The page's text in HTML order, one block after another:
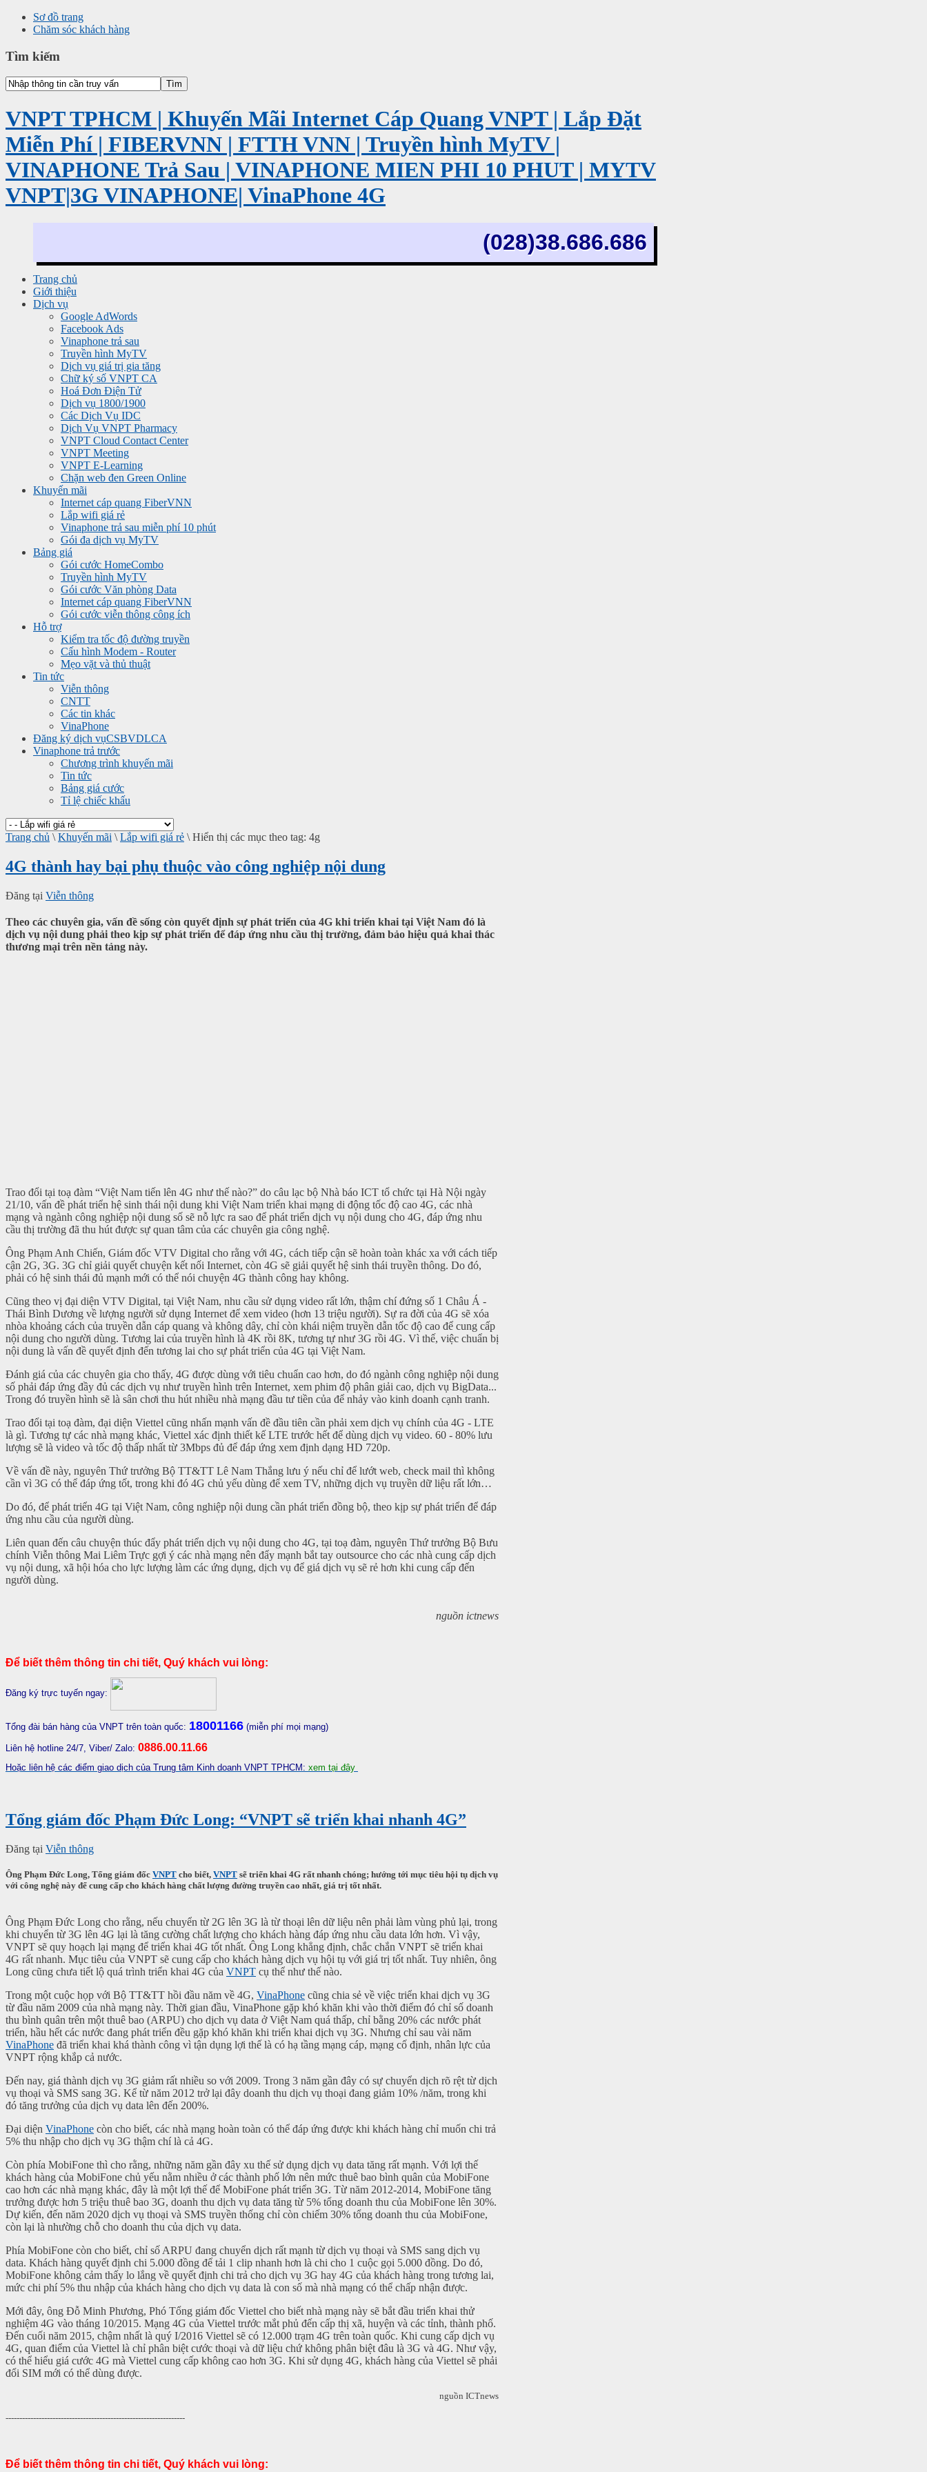
Sơ đồ trang
Chăm sóc khách hàng
Tìm kiếm
VNPT TPHCM | Khuyến Mãi Internet Cáp Quang VNPT | Lắp Đặt
Miễn Phí | FIBERVNN | FTTH VNN | Truyền hình MyTV |
VINAPHONE Trả Sau | VINAPHONE MIEN PHI 10 PHUT | MYTV
VNPT|3G VINAPHONE| VinaPhone 4G
(028)38.686.686
Trang chủ
Giới thiệu
Dịch vụ
Google AdWords
Facebook Ads
Vinaphone trả sau
Truyền hình MyTV
Dịch vụ giá trị gia tăng
Chữ ký số VNPT CA
Hoá Đơn Điện Tử
Dịch vụ 1800/1900
Các Dịch Vụ IDC
Dịch Vụ VNPT Pharmacy
VNPT Cloud Contact Center
VNPT Meeting
VNPT E-Learning
Chặn web đen Green Online
Khuyến mãi
Internet cáp quang FiberVNN
Lắp wifi giá rẻ
Vinaphone trả sau miễn phí 10 phút
Gói đa dịch vụ MyTV
Bảng giá
Gói cước HomeCombo
Truyền hình MyTV
Gói cước Văn phòng Data
Internet cáp quang FiberVNN
Gói cước viễn thông công ích
Hỗ trợ
Kiểm tra tốc độ đường truyền
Cấu hình Modem - Router
Mẹo vặt và thủ thuật
Tin tức
Viễn thông
CNTT
Các tin khác
VinaPhone
Đăng ký dịch vụCSBVDLCA
Vinaphone trả trước
Chương trình khuyến mãi
Tin tức
Bảng giá cước
Tỉ lệ chiếc khấu
Trang chủ \ Khuyến mãi \ Lắp wifi giá rẻ \ Hiển thị các mục theo tag: 4g
4G thành hay bại phụ thuộc vào công nghiệp nội dung
Đăng tại Viễn thông
Theo các chuyên gia, vấn đề sống còn quyết định sự phát triển của 4G khi triển khai tại Việt Nam đó là
dịch vụ nội dung phải theo kịp sự phát triển để đáp ứng nhu cầu thị trường, đảm bảo hiệu quả khai thác
thương mại trên nền tảng này.
Trao đổi tại toạ đàm “Việt Nam tiến lên 4G như thế nào?” do câu lạc bộ Nhà báo ICT tổ chức tại Hà Nội ngày
21/10, vấn đề phát triển hệ sinh thái nội dung khi Việt Nam triển khai mạng di động tốc độ cao 4G, các nhà
mạng và ngành công nghiệp nội dung số sẽ nỗ lực ra sao để phát triển dịch vụ nội dung cho 4G, đáp ứng nhu
cầu thị trường đã thu hút được sự quan tâm của các chuyên gia công nghệ.
Ông Phạm Anh Chiến, Giám đốc VTV Digital cho rằng với 4G, cách tiếp cận sẽ hoàn toàn khác xa với cách tiếp
cận 2G, 3G. 3G chỉ giải quyết chuyện kết nối Internet, còn 4G sẽ giải quyết hệ sinh thái truyền thông. Do đó,
phải có hệ sinh thái đủ mạnh mới có thể nói chuyện 4G thành công hay không.
Cũng theo vị đại diện VTV Digital, tại Việt Nam, nhu cầu sử dụng video rất lớn, thậm chí đứng số 1 Châu Á -
Thái Bình Dương về lượng người sử dụng Internet để xem video (hơn 13 triệu người). Sự ra đời của 4G sẽ xóa
nhòa khoảng cách của truyền dẫn cáp quang và không dây, chỉ còn khái niệm truyền dẫn tốc độ cao để cung cấp
nội dung cho người dùng. Tương lai của truyền hình là 4K rồi 8K, tương tự như 3G rồi 4G. Vì thế, việc chuẩn bị
nội dung là vấn đề quyết định đến tương lai cho sự phát triển của 4G tại Việt Nam.
Đánh giá của các chuyên gia cho thấy, 4G được dùng với tiêu chuẩn cao hơn, do đó ngành công nghiệp nội dung
số phải đáp ứng đầy đủ các dịch vụ như truyền hình trên Internet, xem phim độ phân giải cao, dịch vụ BigData...
Trong đó truyền hình sẽ là sân chơi thu hút nhiều nhà mạng đầu tư tiền của để nhảy vào kinh doanh cạnh tranh.
Trao đổi tại toạ đàm, đại diện Viettel cũng nhấn mạnh vấn đề đầu tiên cần phải xem dịch vụ chính của 4G - LTE
là gì. Tương tự các nhà mạng khác, Viettel xác định thiết kế LTE trước hết để dùng dịch vụ video. 60 - 80% lưu
lượng sẽ là video và tốc độ thấp nhất từ 3Mbps đủ để đáp ứng xem định dạng HD 720p.
Về vấn đề này, nguyên Thứ trưởng Bộ TT&TT Lê Nam Thắng lưu ý nếu chỉ để lướt web, check mail thì không
cần vì 3G có thể đáp ứng tốt, trong khi đó 4G chủ yếu dùng để xem TV, những dịch vụ truyền dữ liệu rất lớn…
Do đó, để phát triển 4G tại Việt Nam, công nghiệp nội dung cần phát triển đồng bộ, theo kịp sự phát triển để đáp
ứng nhu cầu của người dùng.
Liên quan đến câu chuyện thúc đẩy phát triển dịch vụ nội dung cho 4G, tại toạ đàm, nguyên Thứ trưởng Bộ Bưu
chính Viễn thông Mai Liêm Trực gợi ý các nhà mạng nên đẩy mạnh bắt tay outsource cho các nhà cung cấp dịch
vụ nội dung, xã hội hóa cho lực lượng làm các ứng dụng, dịch vụ để giá dịch vụ sẽ rẻ hơn khi cung cấp đến
người dùng.
nguồn ictnews
Để biết thêm thông tin chi tiết, Quý khách vui lòng:
Đăng ký trực tuyến ngay:
Tổng đài bán hàng của VNPT trên toàn quốc: 18001166 (miễn phí mọi mạng)
Liên hệ hotline 24/7, Viber/ Zalo: 0886.00.11.66
Hoặc liên hệ các điểm giao dịch của Trung tâm Kinh doanh VNPT TPHCM: xem tại đây
Tổng giám đốc Phạm Đức Long: “VNPT sẽ triển khai nhanh 4G”
Đăng tại Viễn thông
Ông Phạm Đức Long, Tổng giám đốc VNPT cho biết, VNPT sẽ triển khai 4G rất nhanh chóng; hướng tới mục tiêu hội tụ dịch vụ
với công nghệ này để cung cấp cho khách hàng chất lượng đường truyền cao nhất, giá trị tốt nhất.
Ông Phạm Đức Long cho rằng, nếu chuyển từ 2G lên 3G là từ thoại lên dữ liệu nên phải làm vùng phủ lại, trong
khi chuyển từ 3G lên 4G lại là tăng cường chất lượng cho khách hàng đáp ứng nhu cầu data lớn hơn. Vì vậy,
VNPT sẽ quy hoạch lại mạng để triển khai 4G tốt nhất. Ông Long khẳng định, chắc chắn VNPT sẽ triển khai
4G rất nhanh. Mục tiêu của VNPT sẽ cung cấp cho khách hàng dịch vụ hội tụ với giá trị tốt nhất. Tuy nhiên, ông
Long cũng chưa tiết lộ quá trình triển khai 4G của VNPT cụ thể như thế nào.
Trong một cuộc họp với Bộ TT&TT hồi đầu năm về 4G, VinaPhone cũng chia sẻ về việc triển khai dịch vụ 3G
từ đầu năm 2009 của nhà mạng này. Thời gian đầu, VinaPhone gặp khó khăn khi vào thời điểm đó chỉ số doanh
thu bình quân trên một thuê bao (ARPU) cho dịch vụ data ở Việt Nam quá thấp, chỉ bằng 20% các nước phát
triển, hầu hết các nước đang phát triển đều gặp khó khăn khi triển khai dịch vụ 3G. Nhưng chỉ sau vài năm
VinaPhone đã triển khai khá thành công vì tận dụng lợi thế là có hạ tầng mạng cáp, mạng cố định, nhân lực của
VNPT rộng khắp cả nước.
Đến nay, giá thành dịch vụ 3G giảm rất nhiều so với 2009. Trong 3 năm gần đây có sự chuyển dịch rõ rệt từ dịch
vụ thoại và SMS sang 3G. Kể từ năm 2012 trở lại đây doanh thu dịch vụ thoại đang giảm 10% /năm, trong khi
đó tăng trưởng của dịch vụ data lên đến 200%.
Đại diện VinaPhone còn cho biết, các nhà mạng hoàn toàn có thể đáp ứng được khi khách hàng chỉ muốn chi trả
5% thu nhập cho dịch vụ 3G thậm chí là cả 4G.
Còn phía MobiFone thì cho rằng, những năm gần đây xu thế sử dụng dịch vụ data tăng rất mạnh. Với lợi thế
khách hàng của MobiFone chủ yếu nằm nhiều ở các thành phố lớn nên mức thuê bao bình quân của MobiFone
cao hơn các nhà mạng khác, đây là một lợi thế để MobiFone phát triển 3G. Từ năm 2012-2014, MobiFone tăng
trưởng được hơn 5 triệu thuê bao 3G, doanh thu dịch vụ data tăng từ 5% tổng doanh thu của MobiFone lên 30%.
Dự kiến, đến năm 2020 dịch vụ thoại và SMS truyền thống chỉ còn chiếm 30% tổng doanh thu của MobiFone,
còn lại là nhường chỗ cho doanh thu của dịch vụ data.
Phía MobiFone còn cho biết, chỉ số ARPU đang chuyển dịch rất mạnh từ dịch vụ thoại và SMS sang dịch vụ
data. Khách hàng quyết định chi 5.000 đồng để tải 1 clip nhanh hơn là chi cho 1 cuộc gọi 5.000 đồng. Do đó,
MobiFone không cảm thấy lo lắng về quyết định chi trả cho dịch vụ 3G hay 4G của khách hàng trong tương lai,
mức chi phí 5% thu nhập của khách hàng cho dịch vụ data là con số mà nhà mạng có thể chấp nhận được.
Mới đây, ông Đỗ Minh Phương, Phó Tổng giám đốc Viettel cho biết nhà mạng này sẽ bắt đầu triển khai thử
nghiệm 4G vào tháng 10/2015. Mạng 4G của Viettel trước mắt phủ đến cấp thị xã, huyện và các tỉnh, thành phố.
Đến cuối năm 2015, chậm nhất là quý I/2016 Viettel sẽ có 12.000 trạm 4G trên toàn quốc. Khi cung cấp dịch vụ
4G, quan điểm của Viettel là chỉ phân biệt cước thoại và dữ liệu chứ không phân biệt đâu là 3G và 4G. Như vậy,
có thể hiểu giá cước 4G mà Viettel cung cấp không cao hơn 3G. Khi sử dụng 4G, khách hàng của Viettel sẽ phải
đổi SIM mới có thể dùng được.
nguồn ICTnews
-----------------------------------------------------------------
Để biết thêm thông tin chi tiết, Quý khách vui lòng: